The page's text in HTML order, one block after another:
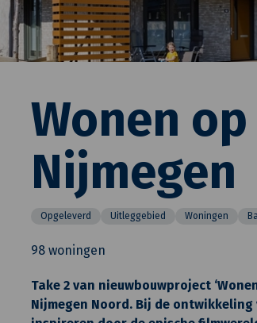
Wonen
Nijmegen
Opgeleverd Uitleggebied Woningen
98 woningen
Take 2 van nieuwbouwproject
Nijmegen Noord. Bij de